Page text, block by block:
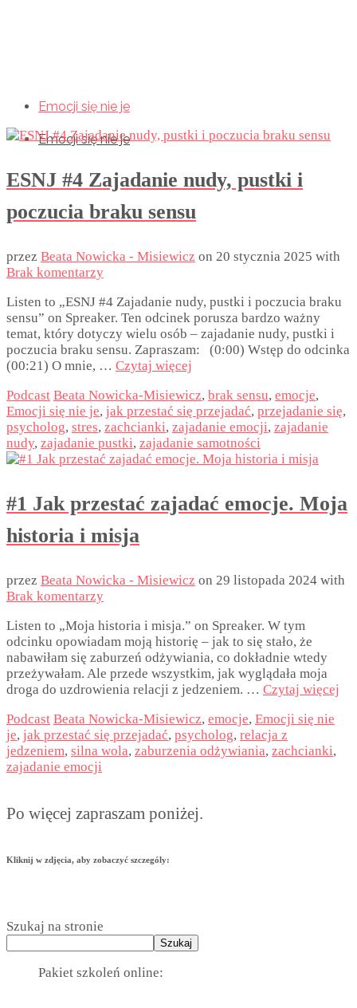
Emocji się nie je
Emocji się nie je
ESNJ #4 Zajadanie nudy, pustki i
poczucia braku sensu
przez Beata Nowicka - Misiewicz on 20 stycznia 2025 with
Brak komentarzy
Listen to „ESNJ #4 Zajadanie nudy, pustki i poczucia braku
sensu” on Spreaker. Ten odcinek porusza bardzo ważny
temat, który dotyczy wielu osób – zajadanie nudy, pustki i
poczucia braku sensu. Zapraszam: (0:00) Wstęp do odcinka
(00:21) O mnie, … Czytaj więcej
Podcast Beata Nowicka-Misiewicz, brak sensu, emocje,
Emocji się nie je, jak przestać się przejadać, przejadanie się,
psycholog, stres, zachcianki, zajadanie emocji, zajadanie
nudy, zajadanie pustki, zajadanie samotności
#1 Jak przestać zajadać emocje. Moja
historia i misja
przez Beata Nowicka - Misiewicz on 29 listopada 2024 with
Brak komentarzy
Listen to „Moja historia i misja.” on Spreaker. W tym
odcinku opowiadam moją historię – jak to się stało, że
nabawiłam się zaburzeń odżywiania, co dokładnie wtedy
przeżywałam. Ale przede wszystkim, jak wyglądała moja
droga do uzdrowienia relacji z jedzeniem. … Czytaj więcej
Podcast Beata Nowicka-Misiewicz, emocje, Emocji się nie
je, jak przestać się przejadać, psycholog, relacja z
jedzeniem, silna wola, zaburzenia odżywiania, zachcianki,
zajadanie emocji
Po więcej zapraszam poniżej.
Kliknij w zdjęcia, aby zobaczyć szczególy:
Szukaj na stronie
Szukaj
Pakiet szkoleń online: